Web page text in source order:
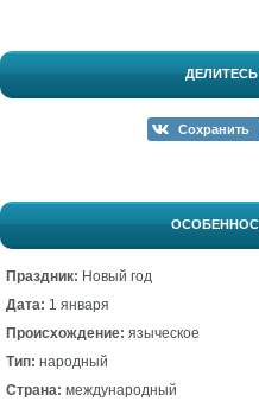
Сохранить
Праздник: Новый год
Дата: 1 января
Происхождение: языческое
Тип: народный
Страна: международный